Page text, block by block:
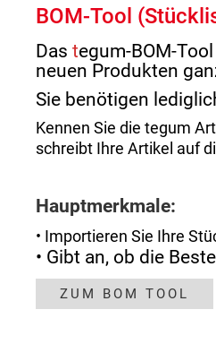
BOM-Tool
Das tegum-BOM-
neuen Produkten
Sie benötigen
Kennen Sie die tegum
schreibt Ihre Artikel auf
Hauptmerkmale:
• Importieren Sie Ihre
• Gibt an, ob die
ZUM BOM TOOL